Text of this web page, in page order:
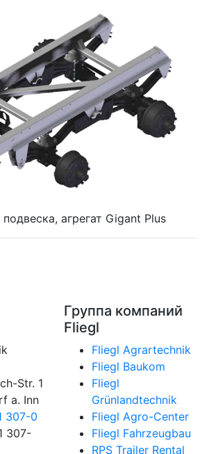
агрегат Gigant Plus
Str. 1
a. Inn
307-0
307-
Группа компаний
Fliegl
Fliegl Agrartechnik
Fliegl Baukom
Fliegl
Grünlandtechnik
Fliegl Agro-Center
Fliegl Fahrzeugbau
RPS Trailer Rental